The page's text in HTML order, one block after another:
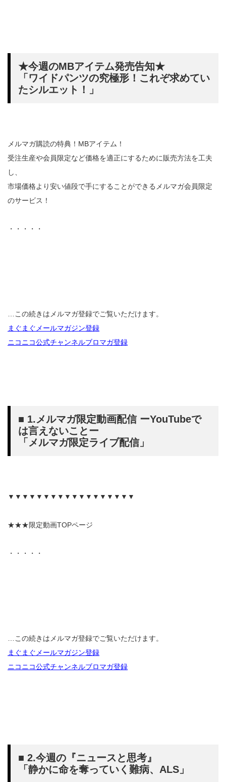
★今週のMBアイテム発売告知★
「ワイドパンツの究極形！これぞ求めてい
たシルエット！」
メルマガ購読の特典！MBアイテム！
受注生産や会員限定など価格を適正にするために販売方法を工夫
し、
市場価格より安い値段で手にすることができるメルマガ会員限定
のサービス！
・・・・・
…この続きはメルマガ登録でご覧いただけます。
まぐまぐメールマガジン登録
ニコニコ公式チャンネルブロマガ登録
■ 1.メルマガ限定動画配信 ーYouTubeで
は言えないことー
「メルマガ限定ライブ配信」
▼▼▼▼▼▼▼▼▼▼▼▼▼▼▼▼▼▼
★★★限定動画TOPページ
・・・・・
…この続きはメルマガ登録でご覧いただけます。
まぐまぐメールマガジン登録
ニコニコ公式チャンネルブロマガ登録
■ 2.今週の『ニュースと思考』
「静かに命を奪っていく難病、ALS」